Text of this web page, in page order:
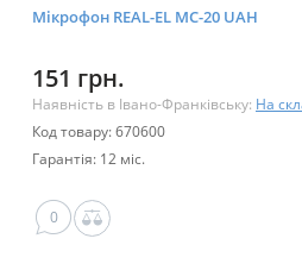
Мікрофон REAL-EL MC-20 UAH
151 грн.
Наявність в Івано-Франківську: На
Код товару: 670600
Гарантія: 12 міс.
0